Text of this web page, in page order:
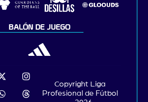
BALÓN DE JUEGO
Copyright Liga
Profesional de Fútbol